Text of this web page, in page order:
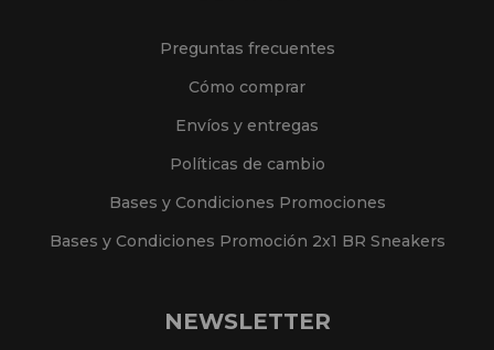
Preguntas frecuentes
Cómo comprar
Envíos y entregas
Políticas de cambio
Bases y Condiciones Promociones
Bases y Condiciones Promoción 2x1 BR Sneakers
NEWSLETTER